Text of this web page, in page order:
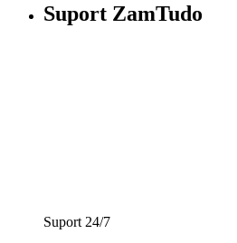
Suport ZamTudo
Suport 24/7